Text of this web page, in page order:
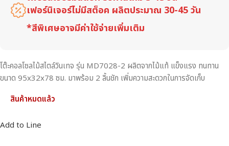
เฟอร์นิเจอร์ไม่มีสต็อค ผลิตประมาณ 30-45 วัน
*สีพิเศษอาจมีค่าใช้จ่ายเพิ่มเติม
โต๊ะคอลโซลไม้สไตล์วินเทจ รุ่น MD7028-2 ผลิตจากไม้แท้ แข็งแรง ทนทาน
ขนาด 95x32x78 ซม. มาพร้อม 2 ลิ้นชัก เพิ่มความสะดวกในการจัดเก็บ
สินค้าหมดแล้ว
Add to Line